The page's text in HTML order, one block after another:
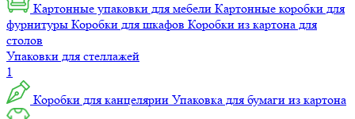
Картонные упаковки для мебели Картонные коробки для
фурнитуры Коробки для шкафов Коробки из картона для
столов
Упаковки для стеллажей
1
Коробки для канцелярии Упаковка для бумаги из картона